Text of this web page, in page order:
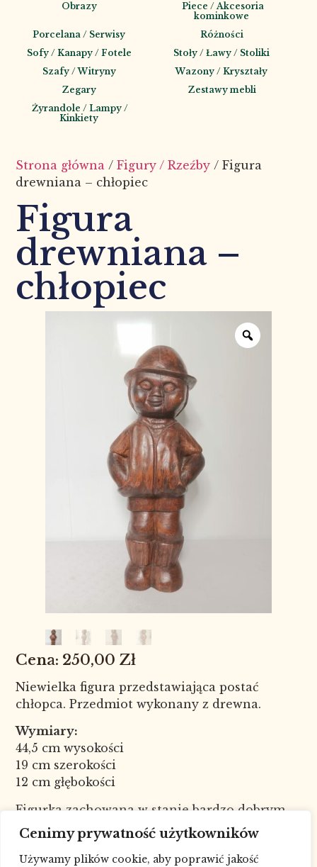
Cenimy prywatność użytkowników
Używamy plików cookie, aby poprawić jakość
Obrazy
Piece / Akcesoria
kominkowe
Porcelana / Serwisy
Różności
Sofy / Kanapy / Fotele
Stoły / Ławy / Stoliki
Szafy / Witryny
Wazony / Kryształy
Zegary
Zestawy mebli
Żyrandole / Lampy /
Kinkiety
Strona główna /Figury / Rzeźby / Figura
drewniana – chłopiec
Figura
drewniana –
chłopiec
250,00 Zł
Niewielka figura przedstawiająca postać
chłopca. Przedmiot wykonany z drewna.
Wymiary:
44,5 cm wysokości
19 cm szerokości
12 cm głębokości
Figurka zachowana w stanie bardzo dobrym.
Nr kat. 4514
W celu sprawdzenia dostępności